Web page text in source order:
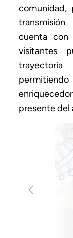
comunidad,
cuenta con
visitantes
presente del
Previous